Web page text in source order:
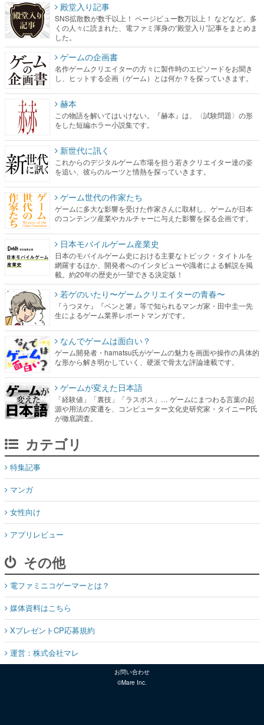
殿堂入り記事
SNS拡散数が数千以上！ ページビュー数万以上！ などなど。多
くの人々に読まれた、電ファミ渾身の“殿堂入り”記事をまとめま
した。
ゲームの企画書
名作ゲームクリエイターの方々に製作時のエピソードをお聞き
し、ヒットする企画（ゲーム）とは何か？を探っていきます。
赫本
この物語を解いてはいけない。『赫本』は、〈試験問題〉の形
をした短編ホラー小説集です。
新世代に訊く
これからのデジタルゲーム市場を担う若きクリエイター達の姿
を追い、彼らのルーツと情熱を探っていきます。
ゲーム世代の作家たち
ゲームに多大な影響を受けた作家さんに取材し、ゲームが日本
のコンテンツ産業やカルチャーに与えた影響を探る企画です。
日本モバイルゲーム産業史
日本のモバイルゲーム史における主要なトピック・タイトルを
網羅するほか、開発者へのインタビューや識者による解説を掲
載。約20年の歴史が一望できる決定版！
若ゲのいたり〜ゲームクリエイターの青春〜
『うつヌケ』『ペンと箸』等で知られるマンガ家・田中圭一先
生によるゲーム業界レポートマンガです。
なんでゲームは面白い？
ゲーム開発者・hamatsu氏がゲームの魅力を画面や操作の具体的
な形から解き明かしていく、硬派で骨太な評論連載です。
ゲームが変えた日本語
「経験値」「裏技」「ラスボス」… ゲームにまつわる言葉の起
源や用法の変遷を、コンピューター文化史研究家・タイニーP氏
が徹底調査。
カテゴリ
特集記事
マンガ
女性向け
アプリレビュー
その他
電ファミニコゲーマーとは？
媒体資料はこちら
XプレゼントCP応募規約
運営：株式会社マレ
お問い合わせ
©Mare Inc.